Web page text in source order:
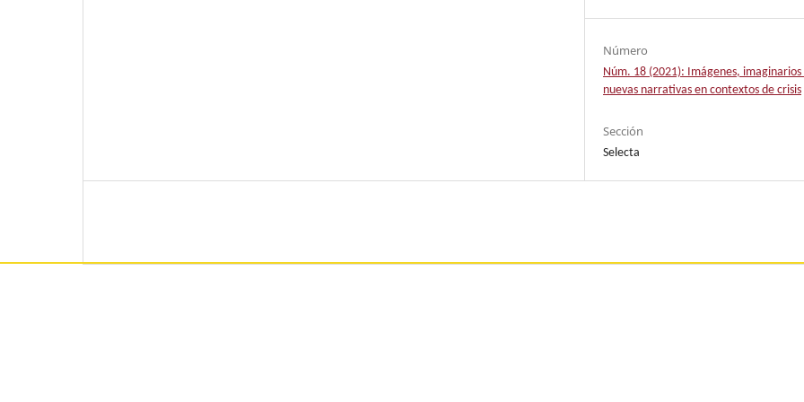
Número
Núm. 18 (2021): Imágenes, imaginarios
nuevas narrativas en contextos de crisis
Sección
Selecta